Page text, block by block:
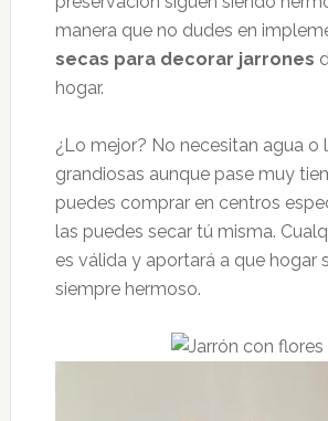
manera que no dudes en
secas para decorar jarrones
hogar.
¿Lo mejor? No necesitan agua o
grandiosas aunque pase muy
puedes comprar en centros
las puedes secar tú misma.
es válida y aportará a que hogar
siempre hermoso.